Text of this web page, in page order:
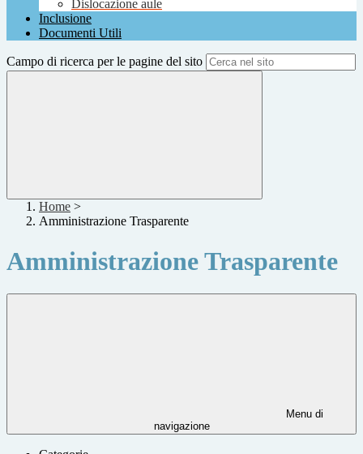
Dislocazione aule
Inclusione
Documenti Utili
Campo di ricerca per le pagine del sito
Home >
Amministrazione Trasparente
Amministrazione Trasparente
Menu di
navigazione